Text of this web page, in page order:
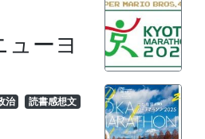
ューヨ
治 読書感想文